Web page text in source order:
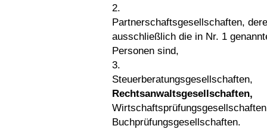
2.
Partnerschaftsgesellschaften,
ausschließlich die in Nr. 1
Personen sind,
3.
Steuerberatungsgesellschaften,
Rechtsanwaltsgesellschaften,
Buchprüfungsgesellschaften.